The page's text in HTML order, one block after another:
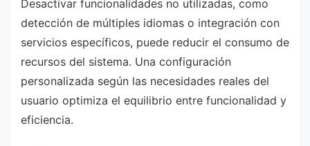
Desactivar funcionalidades no utilizadas, como
detección de múltiples idiomas o integración con
servicios específicos, puede reducir el consumo de
recursos del sistema. Una configuración
personalizada según las necesidades reales del
usuario optimiza el equilibrio entre funcionalidad y
eficiencia.